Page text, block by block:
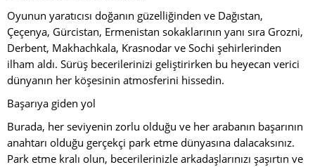
Oyunun yaratıcısı doğanın güzelliğinden ve Dağıstan,
Çeçenya, Gürcistan, Ermenistan sokaklarının yanı sıra Grozni,
Derbent, Makhachkala, Krasnodar ve Sochi şehirlerinden
ilham aldı. Sürüş becerilerinizi geliştirirken bu heyecan verici
dünyanın her köşesinin atmosferini hissedin.
Başarıya giden yol
Burada, her seviyenin zorlu olduğu ve her arabanın başarının
anahtarı olduğu gerçekçi park etme dünyasına dalacaksınız.
Park etme kralı olun, becerilerinizle arkadaşlarınızı şaşırtın ve